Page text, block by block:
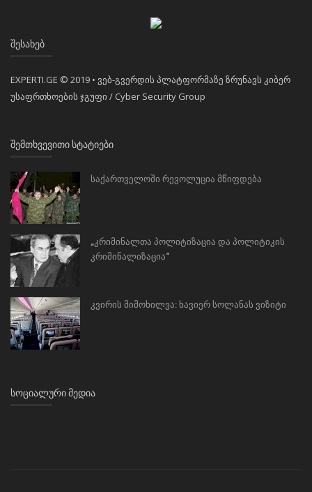
ᲨᲔᲡᲐᲮᲔᲑ
EXPERTI.GE © 2019 • ვებ-გვერდის პლატფორმაზე ზრუნავს კიბერ
უსაფრთხოების ჯგუფი / Cyber Security Group
ᲨᲔᲛᲗᲮᲕᲔᲕᲘᲗᲘ ᲡᲢᲐᲢᲘᲔᲑᲘ
საქართველოში რევოლუცია მწიფდება
„კრიმინალთა პოლიტიზაცია და პოლიტიკის
კრიმინალიზაცია“
კვირის მიმოხილვა: ხავიერ სოლანას ვიზიტი
ᲡᲝᲪᲘᲐᲚᲣᲠᲘ ᲛᲔᲓᲘᲐ